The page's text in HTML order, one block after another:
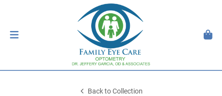
Back to Collection